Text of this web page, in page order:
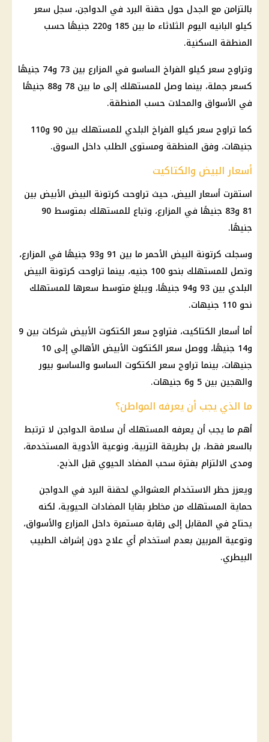
بالتزامن مع الجدل حول حقنة البرد في الدواجن، سجل سعر
كيلو البانيه اليوم
الثلاثاء ما بين 185 و220 جنيهًا حسب
المنطقة السكنية.
وتراوح سعر كيلو الفراخ الساسو
في المزارع بين 73 و74 جنيهًا
كسعر جملة، بينما وصل للمستهلك إلى ما بين 78 و88 جنيهًا
في الأسواق والمحلات حسب المنطقة.
كما تراوح سعر كيلو الفراخ البلدي
للمستهلك بين 90 و110
جنيهات، وفق المنطقة ومستوى الطلب داخل السوق.
أسعار البيض والكتاكيت
استقرت أسعار البيض، حيث تراوحت كرتونة البيض الأبيض بين
81 و83 جنيهًا في المزارع، وتباع للمستهلك بمتوسط 90
جنيهًا.
وسجلت كرتونة البيض
الأحمر ما بين 91 و93 جنيهًا في المزارع،
وتصل للمستهلك بنحو 100 جنيه، بينما تراوحت
كرتونة البيض
البلدي بين 93 و94 جنيهًا، ويبلغ متوسط سعرها للمستهلك
نحو 110 جنيهات.
أما أسعار الكتاكيت، فتراوح سعر الكتكوت الأبيض شركات بين 9
و14 جنيهًا، ووصل سعر الكتكوت الأبيض الأهالي إلى 10
جنيهات، بينما تراوح سعر الكتكوت الساسو والساسو بيور
والهجين بين 5 و6 جنيهات.
ما الذي يجب أن يعرفه المواطن؟
أهم ما يجب أن يعرفه المستهلك أن سلامة الدواجن لا ترتبط
بالسعر فقط، بل بطريقة التربية، ونوعية الأدوية المستخدمة،
ومدى الالتزام بفترة سحب المضاد الحيوي قبل الذبح.
ويعزز حظر الاستخدام العشوائي لحقنة البرد في الدواجن
حماية المستهلك من مخاطر بقايا المضادات الحيوية، لكنه
يحتاج في المقابل إلى رقابة مستمرة داخل المزارع والأسواق،
وتوعية المربين بعدم استخدام أي علاج دون إشراف الطبيب
البيطري.